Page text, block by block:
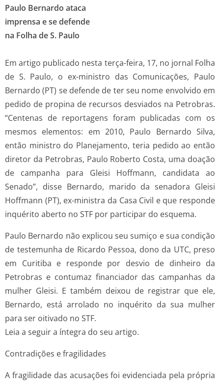
Paulo Bernardo ataca
imprensa e se defende
na Folha de S. Paulo
Em artigo publicado nesta terça-feira, 17, no jornal Folha
de S. Paulo, o ex-ministro das Comunicações, Paulo
Bernardo (PT) se defende de ter seu nome envolvido em
pedido de propina de recursos desviados na Petrobras.
“Centenas de reportagens foram publicadas com os
mesmos elementos: em 2010, Paulo Bernardo Silva,
então ministro do Planejamento, teria pedido ao então
diretor da Petrobras, Paulo Roberto Costa, uma doação
de campanha para Gleisi Hoffmann, candidata ao
Senado”, disse Bernardo, marido da senadora Gleisi
Hoffmann (PT), ex-ministra da Casa Civil e que responde
inquérito aberto no STF por participar do esquema.
Paulo Bernardo não explicou seu sumiço e sua condição
de testemunha de Ricardo Pessoa, dono da UTC, preso
em Curitiba e responde por desvio de dinheiro da
Petrobras e contumaz financiador das campanhas da
mulher Gleisi. E também deixou de registrar que ele,
Bernardo, está arrolado no inquérito da sua mulher
para ser oitivado no STF.
Leia a seguir a íntegra do seu artigo.
Contradições e fragilidades
A fragilidade das acusações foi evidenciada pela própria